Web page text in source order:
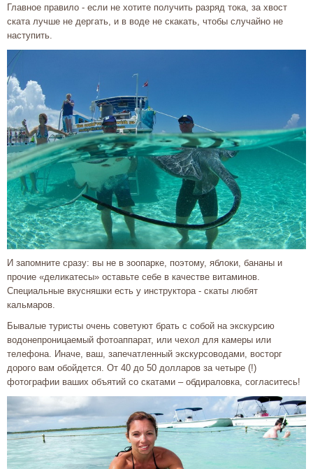
Главное правило - если не хотите получить разряд тока, за хвост
ската лучше не дергать, и в воде не скакать, чтобы случайно не
наступить.
И запомните сразу: вы не в зоопарке, поэтому, яблоки, бананы и
прочие «деликатесы» оставьте себе в качестве витаминов.
Специальные вкусняшки есть у инструктора - скаты любят
кальмаров.
Бывалые туристы очень советуют брать с собой на экскурсию
водонепроницаемый фотоаппарат, или чехол для камеры или
телефона. Иначе, ваш, запечатленный экскурсоводами, восторг
дорого вам обойдется. От 40 до 50 долларов за четыре (!)
фотографии ваших объятий со скатами – обдираловка, согласитесь!